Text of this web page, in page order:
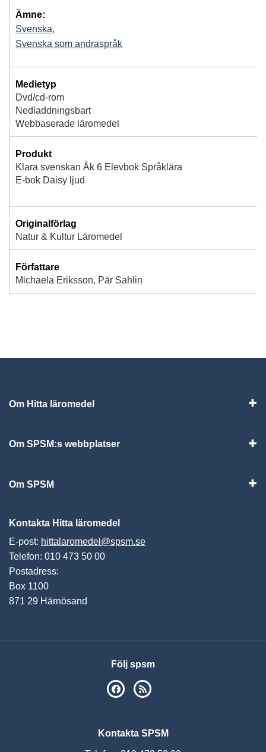
Ämne:
Svenska,
Svenska som andraspråk
Medietyp
Dvd/cd-rom
Nedladdningsbart
Webbaserade läromedel
Produkt
Klara svenskan Åk 6 Elevbok Språklära
E-bok Daisy ljud
Originalförlag
Natur & Kultur Läromedel
Författare
Michaela Eriksson, Pär Sahlin
Om Hitta läromedel
Om SPSM:s webbplatser
Om SPSM
Kontakta Hitta läromedel
E-post: hittalaromedel@spsm.se
Telefon: 010 473 50 00
Postadress:
Box 1100
871 29 Härnösand
Följ spsm
SPSM på Facebook
Kontakta SPSM